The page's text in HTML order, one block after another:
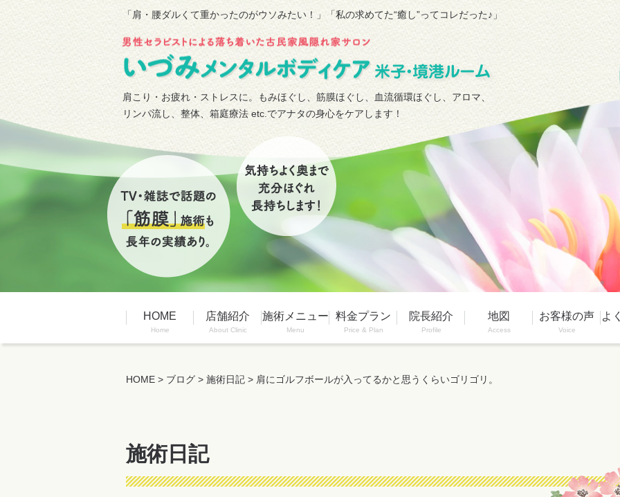
「肩・腰ダルくて重かったのがウソみたい！」 「私の求めてた“癒し”ってコレだった♪」
肩こり・お疲れ・ストレスに。もみほぐし、筋膜ほぐし、血流循環ほぐし、アロマ、
リンパ流し、整体、箱庭療法 etc.でアナタの身心をケアします！
HOME
Home
店舗紹介
About Clinic
施術メニュー
Menu
料金プラン
Price & Plan
院長紹介
Profile
地図
Access
お客様の声
Voice
よ
HOME > ブログ > 施術日記 > 肩にゴルフボールが入ってるかと思うくらいゴリゴリ。
施術日記